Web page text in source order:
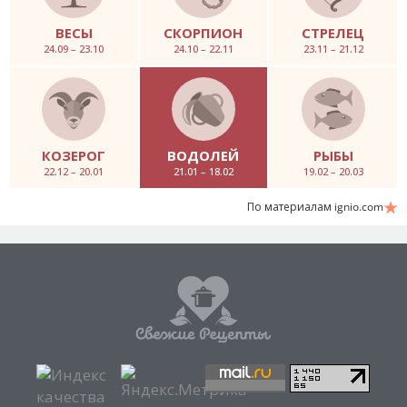
ВЕСЫ
24.09 – 23.10
СКОРПИОН
24.10 – 22.11
СТРЕЛЕЦ
23.11 – 21.12
КОЗЕРОГ
22.12 – 20.01
ВОДОЛЕЙ
21.01 – 18.02
РЫБЫ
19.02 – 20.03
По материалам ignio.com